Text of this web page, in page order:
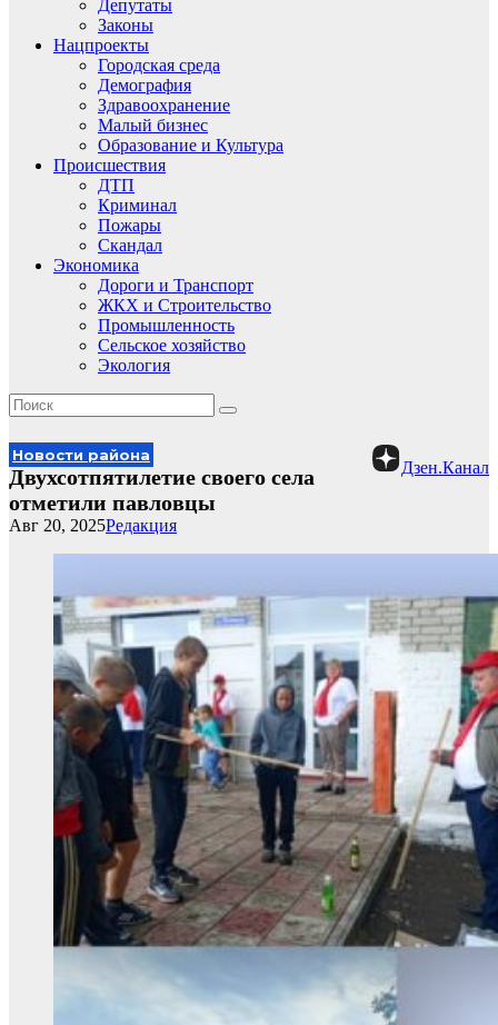
Депутаты
Законы
Нацпроекты
Городская среда
Демография
Здравоохранение
Малый бизнес
Образование и Культура
Происшествия
ДТП
Криминал
Пожары
Скандал
Экономика
Дороги и Транспорт
ЖКХ и Строительство
Промышленность
Сельское хозяйство
Экология
Новости района
Дзен.Канал
Двухсотпятилетие своего села
отметили павловцы
Редакция
Авг 20, 2025